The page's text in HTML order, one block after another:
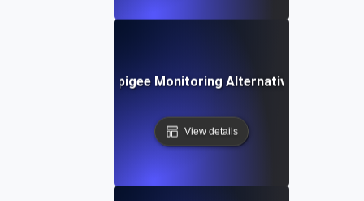
Apigee Monitoring Alternative
View details